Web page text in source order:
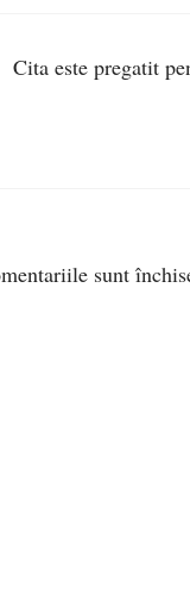
Cita este pregatit
sunt